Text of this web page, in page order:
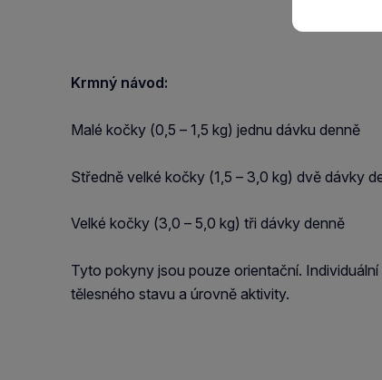
Krmný návod:
Malé kočky (0,5 – 1,5 kg) jednu dávku denně
Středně velké kočky (1,5 – 3,0 kg) dvě dávky
Velké kočky (3,0 – 5,0 kg) tři dávky denně
Tyto pokyny jsou pouze orientační.
tělesného stavu a úrovně aktivity.